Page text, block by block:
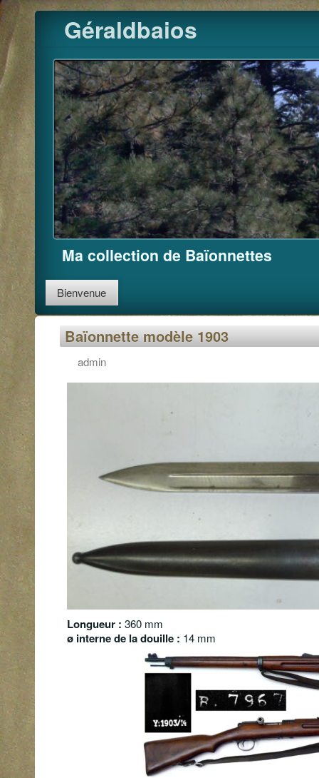
Pour
Skip
to
content
Géraldbaios
Ma collection de Baïonnettes
Bienvenue
Baïonnette modèle 1903
admin
Longueur : 360 mm
ø interne de la douille : 14 mm